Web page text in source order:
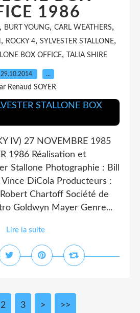
1986
, BURT YOUNG, CARL WEATHERS,
, ROCKY 4, SYLVESTER STALLONE,
BOX OFFICE, TALIA SHIRE
29.10.2014 …
Renaud SOYER
IV) 27 NOVEMBRE 1985
1986 Réalisation et
Stallone Photographie : Bill
DiCola Producteurs :
Chartoff Société de
Goldwyn Mayer Genre...
Lire la suite
2 3 > >>